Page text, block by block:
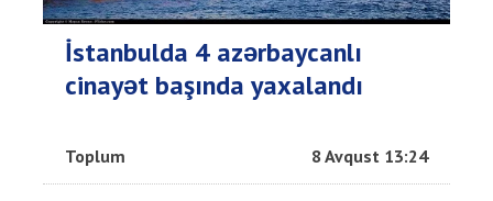
İstanbulda 4 azərbaycanlı
cinayət başında yaxalandı
Toplum 8 Avqust 13:24